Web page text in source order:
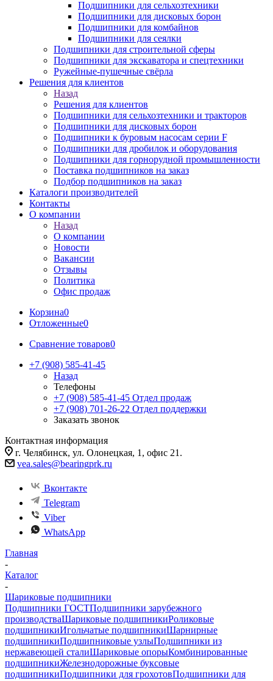
Подшипники для сельхозтехники
Подшипники для дисковых борон
Подшипники для комбайнов
Подшипники для сеялки
Подшипники для строительной сферы
Подшипники для экскаватора и спецтехники
Ружейные-пушечные свёрла
Решения для клиентов
Назад
Решения для клиентов
Подшипники для сельхозтехники и тракторов
Подшипники для дисковых борон
Подшипники к буровым насосам серии F
Подшипники для дробилок и оборудования
Подшипники для горнорудной промышленности
Поставка подшипников на заказ
Подбор подшипников на заказ
Каталоги производителей
Контакты
О компании
Назад
О компании
Новости
Вакансии
Отзывы
Политика
Офис продаж
Корзина0
Отложенные0
Сравнение товаров0
+7 (908) 585-41-45
Назад
Телефоны
+7 (908) 585-41-45 Отдел продаж
+7 (908) 701-26-22 Отдел поддержки
Заказать звонок
Контактная информация
г. Челябинск, ул. Олонецкая, 1, офис 21.
vea.sales@bearingprk.ru
Вконтакте
Telegram
Viber
WhatsApp
Главная
-
Каталог
-
Шариковые подшипники
Подшипники ГОСТПодшипники зарубежного
производстваШариковые подшипникиРоликовые
подшипникиИгольчатые подшипникиШарнирные
подшипникиПодшипниковые узлыПодшипники из
нержавеющей сталиШариковые опорыКомбинированные
подшипникиЖелезнодорожные буксовые
подшипникиПодшипники для грохотовПодшипники для